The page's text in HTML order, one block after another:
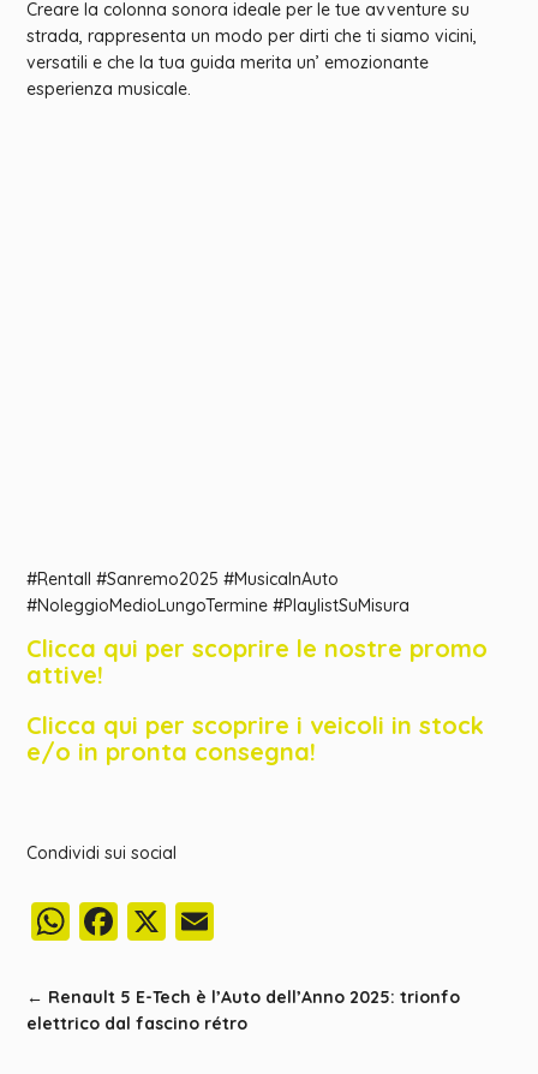
Creare la colonna sonora ideale per le tue avventure su
strada, rappresenta un modo per dirti che ti siamo vicini,
versatili e che la tua guida merita un’ emozionante
esperienza musicale.
#Rentall #Sanremo2025 #MusicaInAuto
#NoleggioMedioLungoTermine #PlaylistSuMisura
Clicca qui per scoprire le nostre promo
attive!
Clicca qui per scoprire i veicoli in stock
e/o in pronta consegna!
Condividi sui social
WhatsApp
Facebook
X
← Renault 5 E-Tech è l’Auto dell’Anno 2025: trionfo
elettrico dal fascino rétro